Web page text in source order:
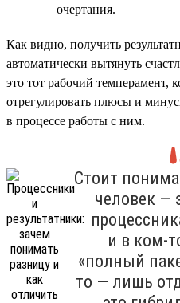
очертания.
Как видно, получить
автоматически вытянуть
это тот рабочий темперамент,
отрегулировать плюсы и
в процессе работы с ним.
Стоит
человек —
и в ком-
«полный
то — лишь